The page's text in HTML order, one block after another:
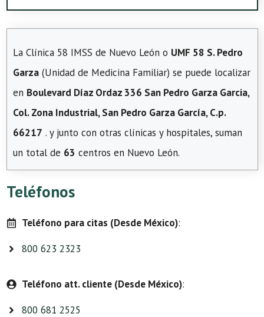
La Clínica 58 IMSS de Nuevo León o UMF 58 S. Pedro
Garza (Unidad de Medicina Familiar) se puede localizar
en Boulevard Díaz Ordaz 336 San Pedro Garza Garcia,
Col. Zona Industrial, San Pedro Garza García, C.p.
66217 . y junto con otras clínicas y hospitales, suman
un total de 63 centros en Nuevo León.
Teléfonos
Teléfono para citas (Desde México):
800 623 2323
Teléfono att. cliente (Desde México):
800 681 2525